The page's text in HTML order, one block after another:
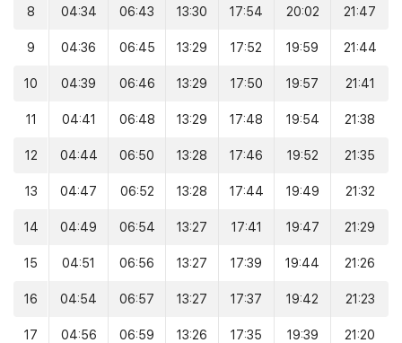
8 04:34 06:43 13:30 17:54 20:02 21:47
9 04:36 06:45 13:29 17:52 19:59 21:44
10 04:39 06:46 13:29 17:50 19:57 21:41
11 04:41 06:48 13:29 17:48 19:54 21:38
12 04:44 06:50 13:28 17:46 19:52 21:35
13 04:47 06:52 13:28 17:44 19:49 21:32
14 04:49 06:54 13:27 17:41 19:47 21:29
15 04:51 06:56 13:27 17:39 19:44 21:26
16 04:54 06:57 13:27 17:37 19:42 21:23
17 04:56 06:59 13:26 17:35 19:39 21:20